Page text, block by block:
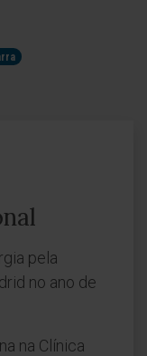
pela
no ano de
na Clínica